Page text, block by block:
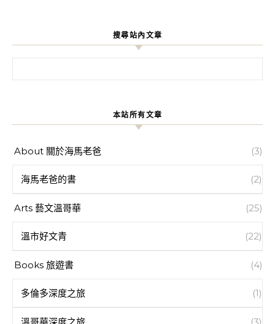
搜尋站內文章
本站所有文章
About 關於海馬老爸 (3)
海馬老爸的書 (2)
Arts 藝文溫哥華 (25)
溫市好文青 (22)
Books 旅遊書 (4)
多倫多深度之旅 (1)